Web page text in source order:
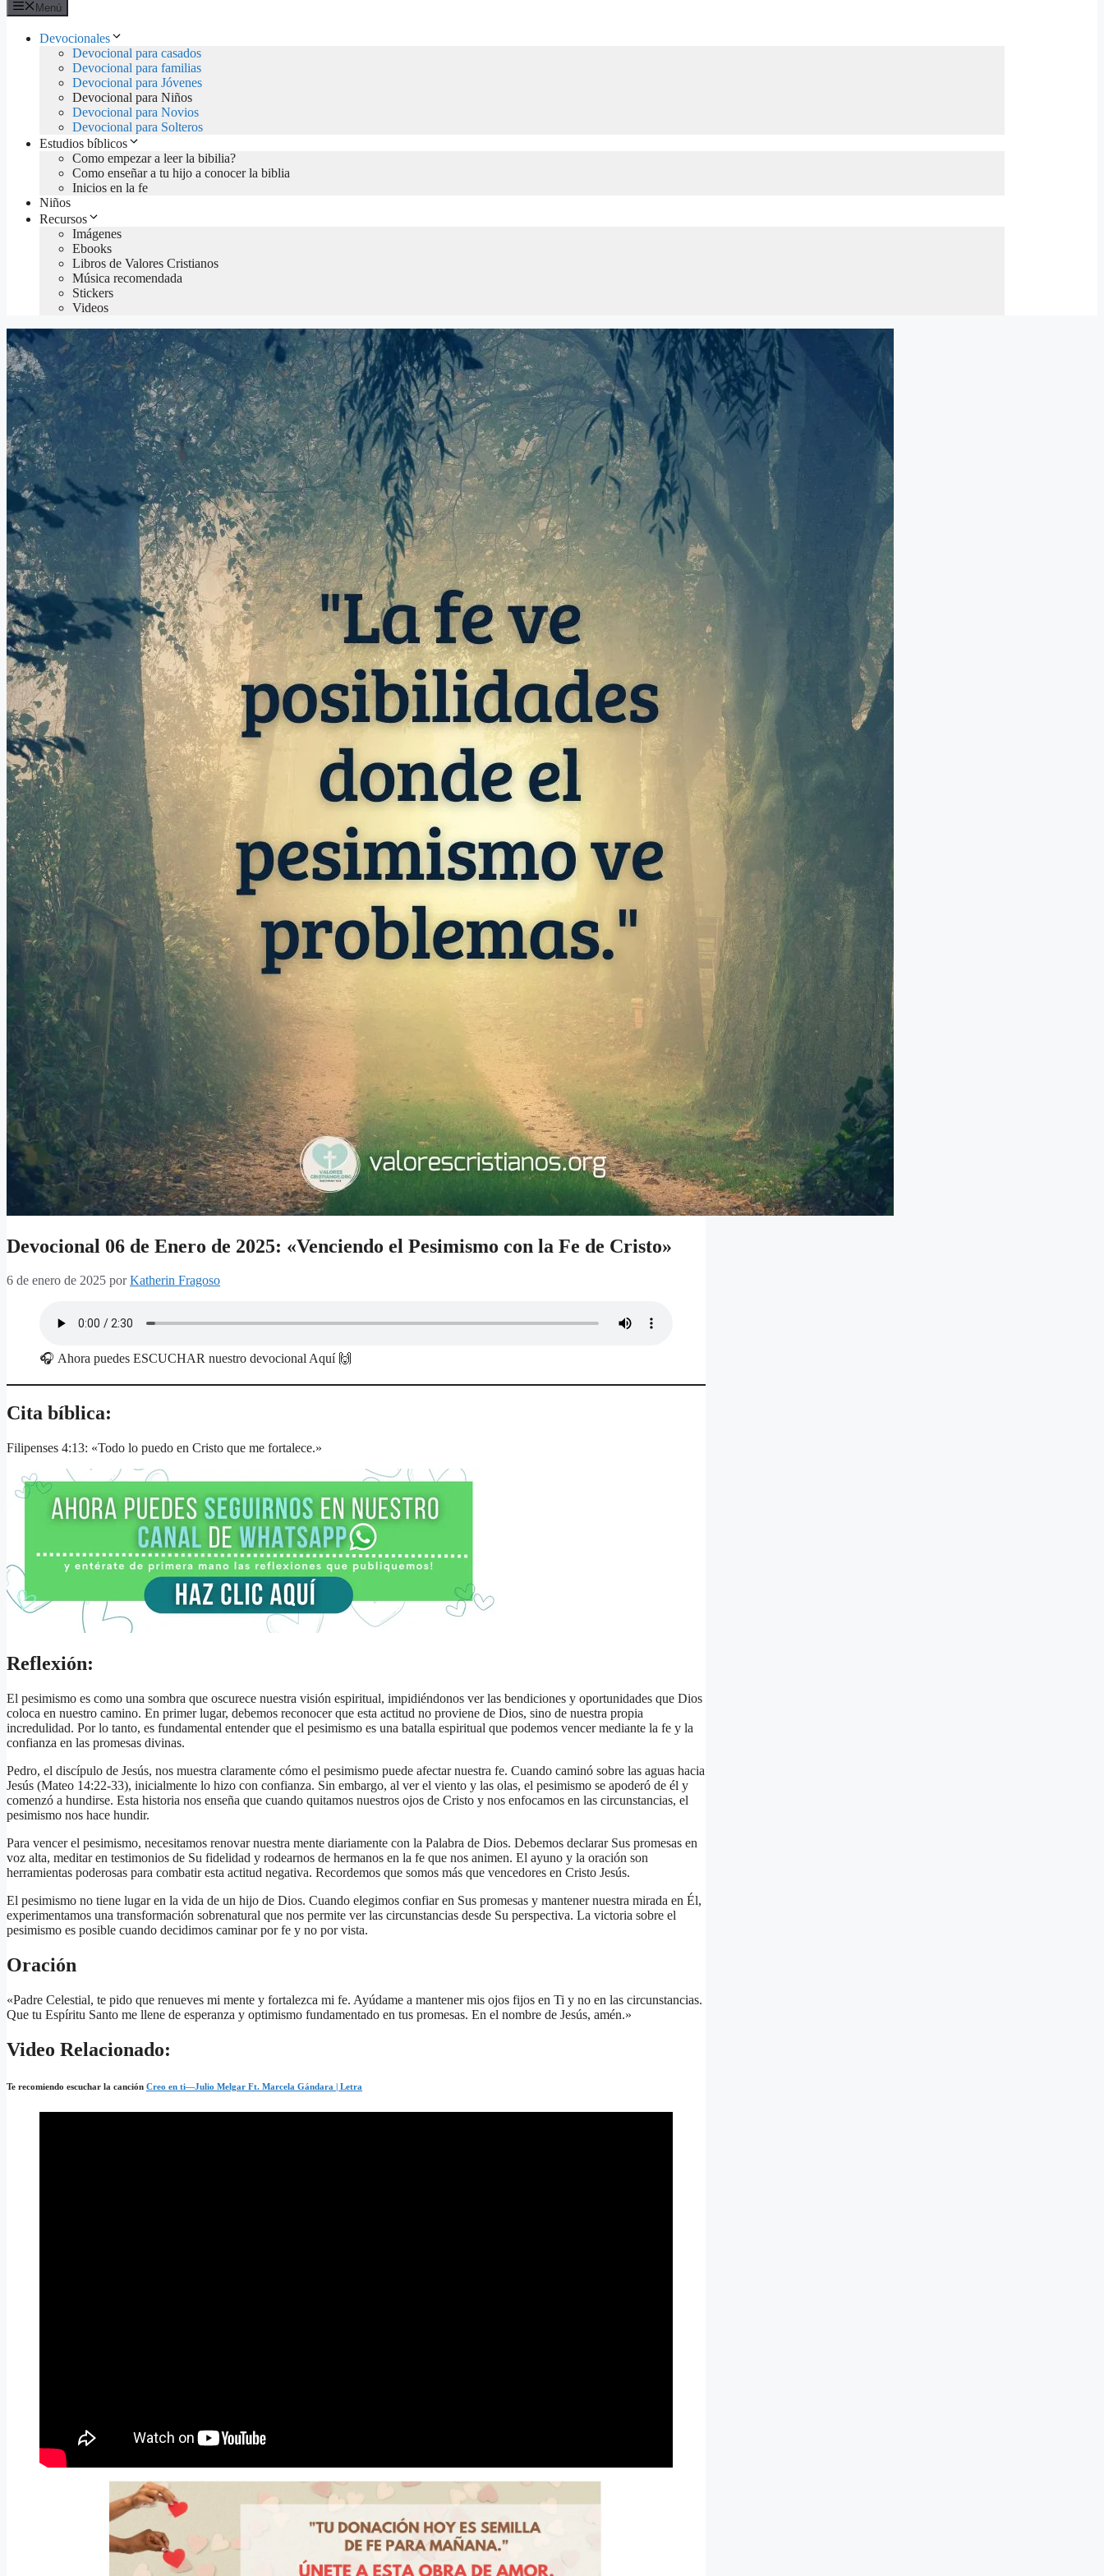
Menú
Devocionales
Devocional para casados
Devocional para familias
Devocional para Jóvenes
Devocional para Niños
Devocional para Novios
Devocional para Solteros
Estudios bíblicos
Como empezar a leer la bibilia?
Como enseñar a tu hijo a conocer la biblia
Inicios en la fe
Niños
Recursos
Imágenes
Ebooks
Libros de Valores Cristianos
Música recomendada
Stickers
Videos
Devocional 06 de Enero de 2025: «Venciendo el Pesimismo con la Fe de Cristo»
6 de enero de 2025 porKatherin Fragoso
🎧 Ahora puedes ESCUCHAR nuestro devocional Aquí 🙌
Cita bíblica:
Filipenses 4:13: «Todo lo puedo en Cristo que me fortalece.»
Reflexión:
El pesimismo es como una sombra que oscurece nuestra visión espiritual, impidiéndonos ver las bendiciones y oportunidades que Dios
coloca en nuestro camino. En primer lugar, debemos reconocer que esta actitud no proviene de Dios, sino de nuestra propia
incredulidad. Por lo tanto, es fundamental entender que el pesimismo es una batalla espiritual que podemos vencer mediante la fe y la
confianza en las promesas divinas.
Pedro, el discípulo de Jesús, nos muestra claramente cómo el pesimismo puede afectar nuestra fe. Cuando caminó sobre las aguas hacia
Jesús (Mateo 14:22-33), inicialmente lo hizo con confianza. Sin embargo, al ver el viento y las olas, el pesimismo se apoderó de él y
comenzó a hundirse. Esta historia nos enseña que cuando quitamos nuestros ojos de Cristo y nos enfocamos en las circunstancias, el
pesimismo nos hace hundir.
Para vencer el pesimismo, necesitamos renovar nuestra mente diariamente con la Palabra de Dios. Debemos declarar Sus promesas en
voz alta, meditar en testimonios de Su fidelidad y rodearnos de hermanos en la fe que nos animen. El ayuno y la oración son
herramientas poderosas para combatir esta actitud negativa. Recordemos que somos más que vencedores en Cristo Jesús.
El pesimismo no tiene lugar en la vida de un hijo de Dios. Cuando elegimos confiar en Sus promesas y mantener nuestra mirada en Él,
experimentamos una transformación sobrenatural que nos permite ver las circunstancias desde Su perspectiva. La victoria sobre el
pesimismo es posible cuando decidimos caminar por fe y no por vista.
Oración
«Padre Celestial, te pido que renueves mi mente y fortalezca mi fe. Ayúdame a mantener mis ojos fijos en Ti y no en las circunstancias.
Que tu Espíritu Santo me llene de esperanza y optimismo fundamentado en tus promesas. En el nombre de Jesús, amén.»
Video Relacionado:
Te recomiendo escuchar la canción Creo en ti—Julio Melgar Ft. Marcela Gándara | Letra